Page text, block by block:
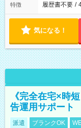
特徴 履歴書不要 /
気になる！
《完全在宅×時
告運用サポート
派遣 ブランクOK